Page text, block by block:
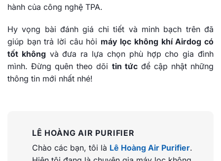
hành của công nghệ TPA.
Hy vọng bài đánh giá chi tiết và minh bạch trên đã
giúp bạn trả lời câu hỏi máy lọc không khí Airdog có
tốt khôngvà đưa ra lựa chọn phù hợp cho gia đình
mình. Đừng quên theo dõi tin tứcđể cập nhật những
thông tin mới nhất nhé!
LÊ HOÀNG AIR PURIFIER
Chào các bạn, tôi là Lê Hoàng Air Purifier.